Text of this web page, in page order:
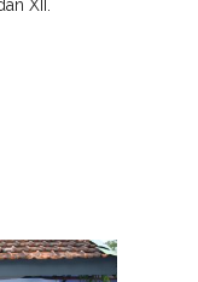
XII.